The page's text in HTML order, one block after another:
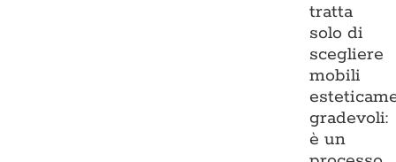
tratta
solo di
scegliere
mobili
gradevoli:
è un